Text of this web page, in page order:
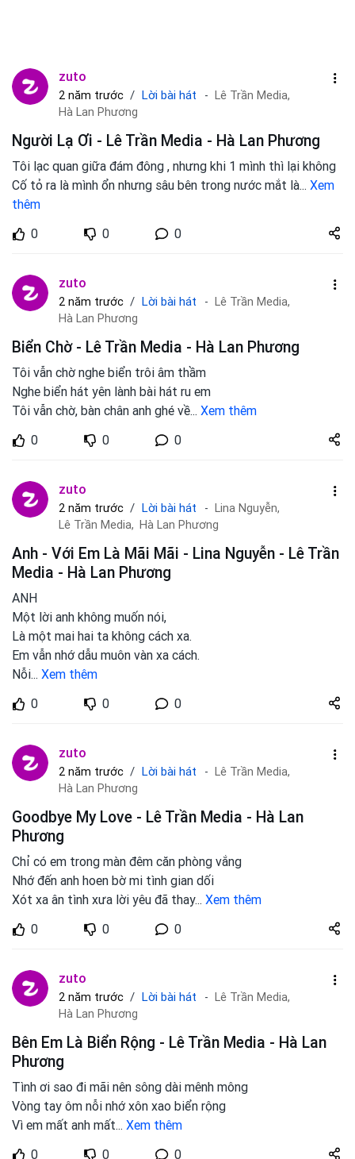
zuto
2 năm trước Lời bài hát
Lê Trần Media,
Hà Lan Phương
Người Lạ Ơi - Lê Trần Media - Hà Lan Phương
Tôi lạc quan giữa đám đông , nhưng khi 1 mình thì lại không
Cố tỏ ra là mình ổn nhưng sâu bên trong nước mắt là... Xem
thêm
0
0 0
Share
zuto.vn
zuto
2 năm trước Lời bài hát
Lê Trần Media,
Hà Lan Phương
Biển Chờ - Lê Trần Media - Hà Lan Phương
Tôi vẫn chờ nghe biển trôi âm thầm
Nghe biển hát yên lành bài hát ru em
Tôi vẫn chờ, bàn chân anh ghé về... Xem thêm
0
0 0
Share
zuto.vn
zuto
2 năm trước Lời bài hát
Lina Nguyễn,
Lê Trần Media, Hà Lan Phương
Anh - Với Em Là Mãi Mãi - Lina Nguyễn - Lê Trần
Media - Hà Lan Phương
ANH
Một lời anh không muốn nói,
Là một mai hai ta không cách xa.
Em vẫn nhớ dẫu muôn vàn xa cách.
Nỗi... Xem thêm
0
0 0
Share
zuto.vn
zuto
2 năm trước Lời bài hát
Lê Trần Media,
Hà Lan Phương
Goodbye My Love - Lê Trần Media - Hà Lan
Phương
Chỉ có em trong màn đêm căn phòng vắng
Nhớ đến anh hoen bờ mi tình gian dối
Xót xa ân tình xưa lời yêu đã thay... Xem thêm
0
0 0
Share
zuto.vn
zuto
2 năm trước Lời bài hát
Lê Trần Media,
Hà Lan Phương
Bên Em Là Biển Rộng - Lê Trần Media - Hà Lan
Phương
Tình ơi sao đi mãi nên sông dài mênh mông
Vòng tay ôm nỗi nhớ xôn xao biển rộng
Vì em mất anh mất... Xem thêm
0
0 0
Share